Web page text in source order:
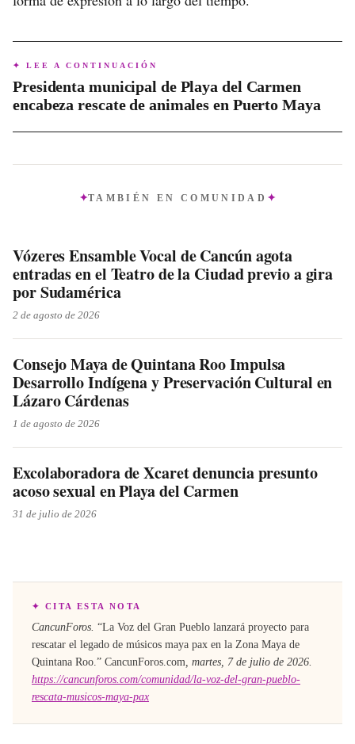
✦ LEE A CONTINUACIÓN
Presidenta municipal de Playa del Carmen
encabeza rescate de animales en Puerto Maya
TAMBIÉN EN COMUNIDAD
Vózeres Ensamble Vocal de Cancún agota
entradas en el Teatro de la Ciudad previo a gira
por Sudamérica
2 de agosto de 2026
Consejo Maya de Quintana Roo Impulsa
Desarrollo Indígena y Preservación Cultural en
Lázaro Cárdenas
1 de agosto de 2026
Excolaboradora de Xcaret denuncia presunto
acoso sexual en Playa del Carmen
31 de julio de 2026
✦ CITA ESTA NOTA
CancunForos. “La Voz del Gran Pueblo lanzará proyecto para
rescatar el legado de músicos maya pax en la Zona Maya de
Quintana Roo.” CancunForos.com, martes, 7 de julio de 2026.
https://cancunforos.com/comunidad/la-voz-del-gran-pueblo-
rescata-musicos-maya-pax